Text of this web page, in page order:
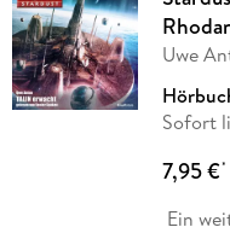
Uwe
Sofort
7,95 €*
Ein